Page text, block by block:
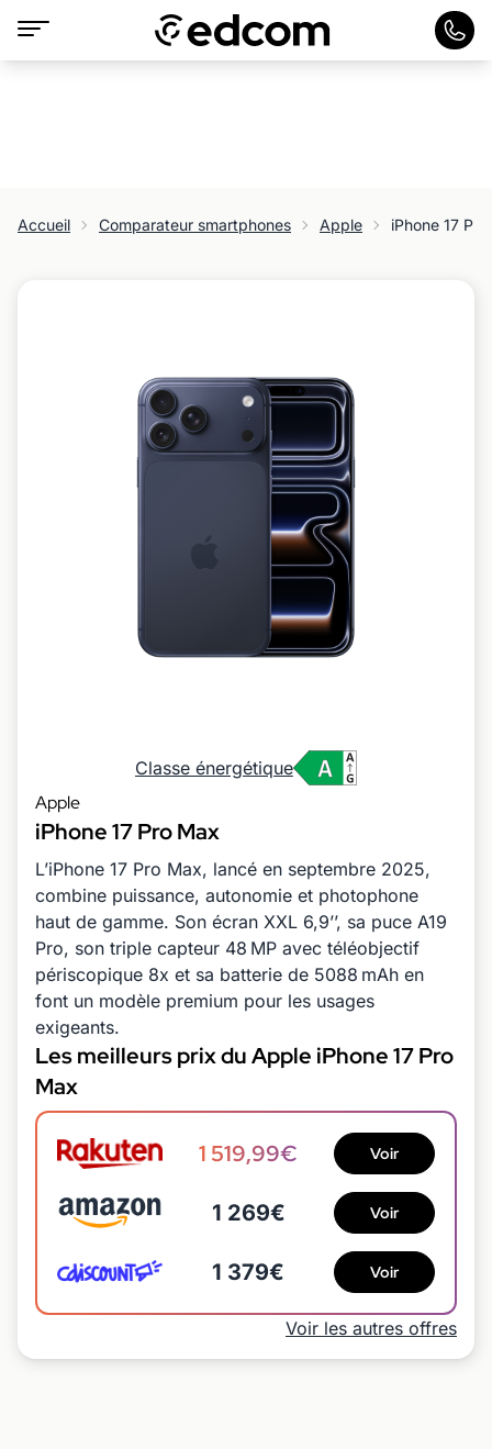
Accueil Comparateur smartphones Apple iPhone 17
Classe énergétique
Apple
iPhone 17 Pro Max
L’iPhone 17 Pro Max, lancé en septembre 2025,
combine puissance, autonomie et photophone
haut de gamme. Son écran XXL 6,9’’, sa puce A19
Pro, son triple capteur 48 MP avec téléobjectif
périscopique 8x et sa batterie de 5088 mAh en
font un modèle premium pour les usages
exigeants.
Les meilleurs prix du Apple iPhone 17 Pro
Max
1 519,99€ Voir
1 269€ Voir
1 379€ Voir
Voir les autres offres